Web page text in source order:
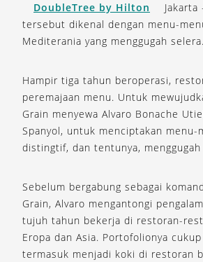
DoubleTree by Hilton
tersebut dikenal dengan menu-
Mediterania yang menggugah selera.
Hampir tiga tahun beroperasi,
peremajaan menu. Untuk
Grain menyewa Alvaro Bonache
Spanyol, untuk menciptakan menu-
distingtif, dan tentunya,
Sebelum bergabung sebagai
Grain, Alvaro mengantongi
tujuh tahun bekerja di restoran-
Eropa dan Asia. Portofolionya
termasuk menjadi koki di restoran